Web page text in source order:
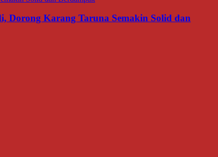
Dorong Karang Taruna Semakin Solid dan